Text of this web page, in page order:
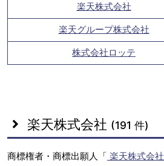
楽天株式会社
楽天グループ株式会社
株式会社ロッテ
楽天株式会社 (191 件)
商標権者・商標出願人「 楽天株式会社